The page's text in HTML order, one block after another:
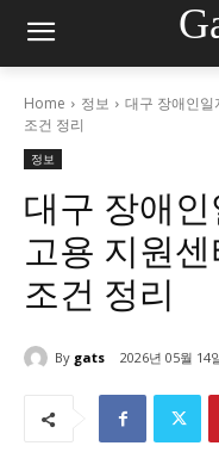
Home 정보
대구 장애인일
조건 정리
정보
대구 장애
고용 지원
조건 정리
By gats 2026년 05월 14